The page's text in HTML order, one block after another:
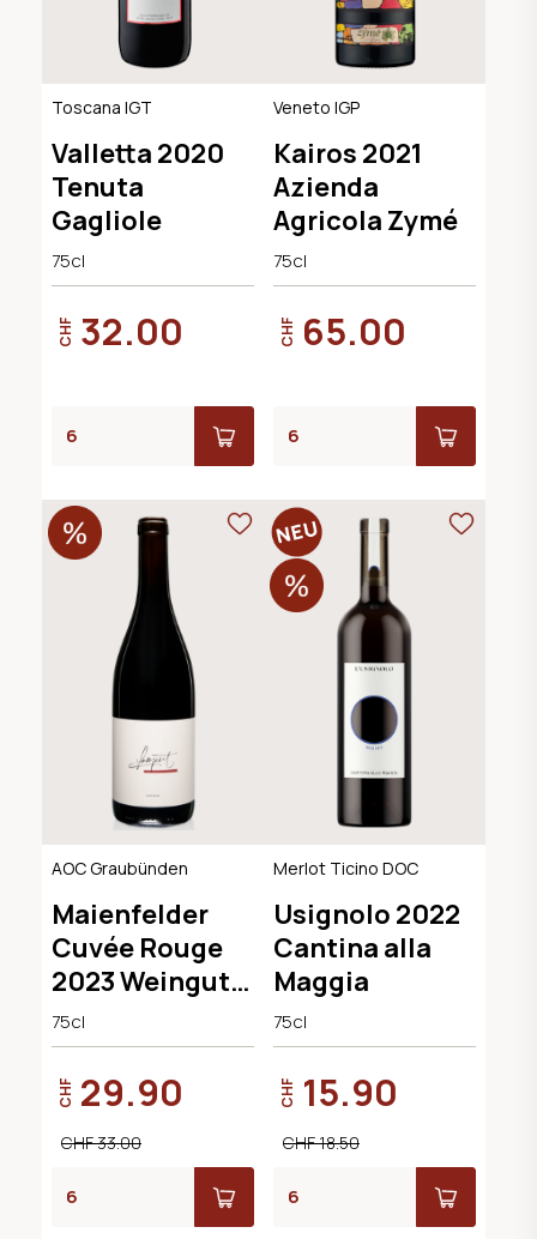
Toscana IGT
Valletta 2020
Tenuta
Gagliole
75cl
CHF 32.00
Veneto IGP
Kairos 2021
Azienda
Agricola Zymé
75cl
CHF 65.00
AOC Graubünden
Maienfelder
Cuvée Rouge
2023 Weingut
Lampert
75cl
CHF 29.90
CHF 33.00
Merlot Ticino DOC
Usignolo 2022
Cantina alla
Maggia
75cl
CHF 15.90
CHF 18.50